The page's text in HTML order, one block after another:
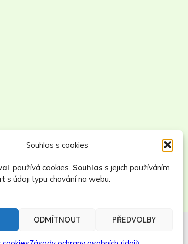
Souhlas s cookies
, používá cookies. Souhlas s jejich používáním
s údaji typu chování na webu.
ODMÍTNOUT PŘEDVOLBY